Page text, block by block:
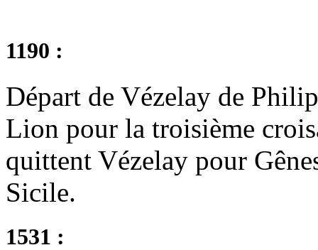
1190 :
Départ de Vézelay de
Lion pour la troisième
quittent Vézelay pour
Sicile.
1531 :